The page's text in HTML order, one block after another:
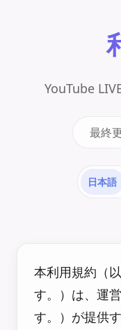
YouTube
最終
日本語
本利用規約（
す。）は、運
す。）が提供